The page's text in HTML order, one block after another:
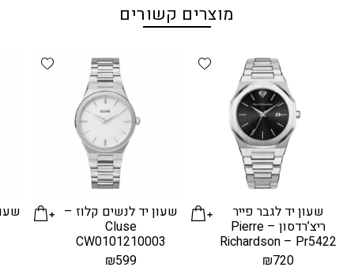
מוצרים קשורים
Add wishlist
שעון יד לגבר פייר
ריצ’רדסון – Pierre
Richardson – Pr5422
₪720
wishlist
שעון יד לנשים קלוז –
Cluse
CW0101210003
₪599